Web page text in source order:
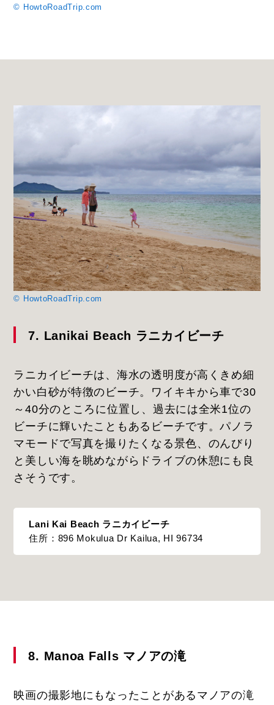
© HowtoRoadTrip.com
© HowtoRoadTrip.com
7. Lanikai Beach ラニカイビーチ
ラニカイビーチは、海水の透明度が高くきめ細
かい白砂が特徴のビーチ。ワイキキから車で30
～40分のところに位置し、過去には全米1位の
ビーチに輝いたこともあるビーチです。パノラ
マモードで写真を撮りたくなる景色、のんびり
と美しい海を眺めながらドライブの休憩にも良
さそうです。
Lani Kai Beach ラニカイビーチ
住所：896 Mokulua Dr Kailua, HI 96734
8. Manoa Falls マノアの滝
映画の撮影地にもなったことがあるマノアの滝